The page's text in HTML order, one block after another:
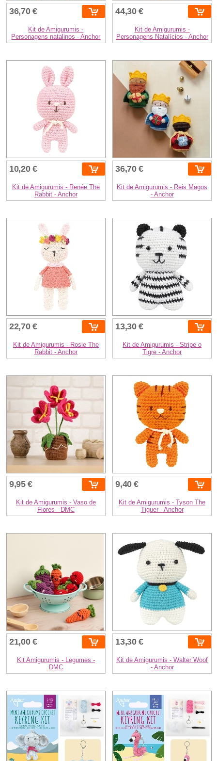
36,70 €
Kit de Amigurumis -
Personagens natalinos - Anchor
44,30 €
Kit de Amigurumis -
Personagens Natalícios - Anchor
10,20 €
Kit de Amigurumis - Renée The
Rabbit - Anchor
36,70 €
Kit de Amigurumis - Reis Magos
- Anchor
22,70 €
Kit de Amigurumis - Rosie The
Rabbit - Anchor
13,30 €
Kit de Amigurumis - Stripe o
Tigre - Anchor
9,95 €
Kit de Amigurumis - Vaso de
Flores - DMC
9,40 €
Kit de Amigurumis - Tyson The
Tiguer - Anchor
21,00 €
Kit Amigurumis - Legumes -
DMC
13,30 €
Kit de Amigurumis - Walter Woof
- Anchor